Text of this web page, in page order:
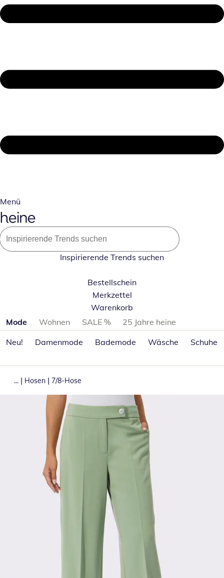
Menü
Inspirierende Trends suchen
Bestellschein
Merkzettel
Warenkorb
Produktkategorien überspringen
Mode Wohnen SALE %
25 Jahre heine
Neu!
Damenmode Bademode Wäsche Schuhe
... | Hosen | 7/8-Hose